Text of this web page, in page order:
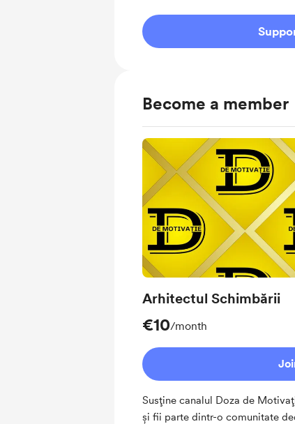
Become a member
Arhitectul Schimbării
€10/month
Susține canalul Doza de
și fii parte dintr-o comunitate